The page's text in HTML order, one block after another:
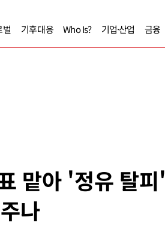
벌 기후대응 Who Is? 기업·산업 금융
맡아 '정유 탈피'
나